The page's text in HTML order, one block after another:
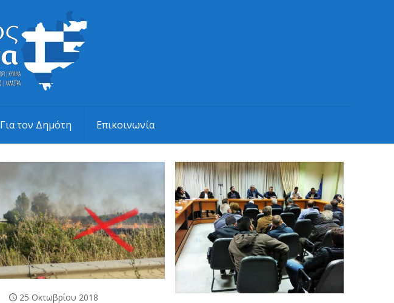
Για τον Δημότη Επικοινωνία
25 Οκτωβρίου 2018